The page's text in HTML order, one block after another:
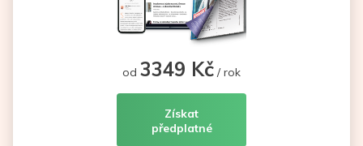
od 3349 Kč / rok
Získat
předplatné